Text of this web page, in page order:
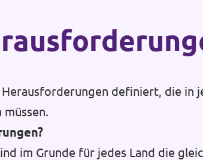
definiert, die in
im Grunde für jedes Land die